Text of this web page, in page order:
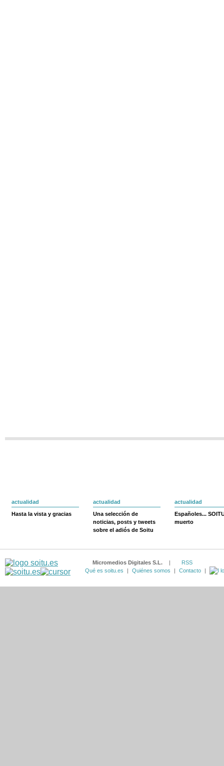
actualidad
Hasta la vista y gracias
actualidad
Una selección de
noticias, posts y tweets
sobre el adiós de Soitu
actualidad
Españoles...
muerto
Micromedios Digitales S.L. |
RSS
Qué es soitu.es
| Quiénes somos | Contacto |